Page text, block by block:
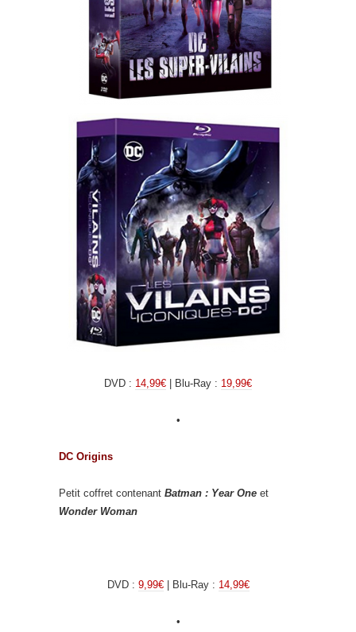
DVD : 14,99€ | Blu-Ray : 19,99€
•
DC Origins
Petit coffret contenant Batman : Year One et
Wonder Woman
DVD : 9,99€| Blu-Ray : 14,99€
•